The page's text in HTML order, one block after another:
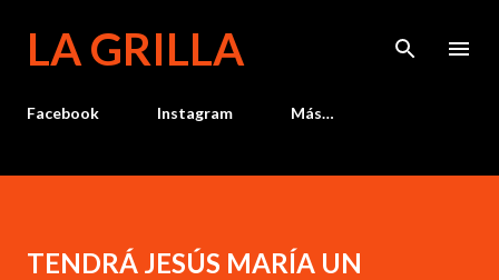
LA GRILLA
Facebook Instagram Más…
TENDRÁ JESÚS MARÍA UN